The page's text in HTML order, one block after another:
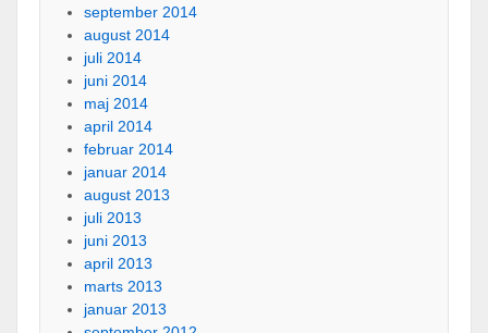
september 2014
august 2014
juli 2014
juni 2014
maj 2014
april 2014
februar 2014
januar 2014
august 2013
juli 2013
juni 2013
april 2013
marts 2013
januar 2013